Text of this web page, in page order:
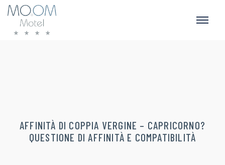
AFFINITÀ DI COPPIA VERGINE – CAPRICORNO?
QUESTIONE DI AFFINITÀ E COMPATIBILITÀ